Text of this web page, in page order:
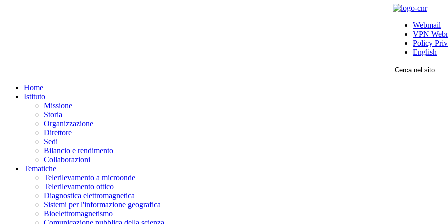
Webmail
VPN
Policy
English
Home
Istituto
Missione
Storia
Organizzazione
Direttore
Sedi
Bilancio e rendimento
Collaborazioni
Tematiche
Telerilevamento a microonde
Telerilevamento ottico
Diagnostica elettromagnetica
Sistemi per l'informazione geografica
Bioelettromagnetismo